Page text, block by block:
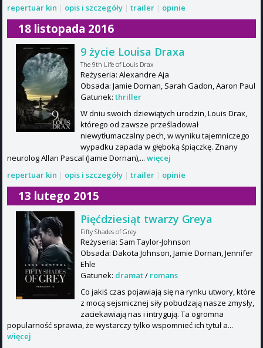
repertuar kin | opis i szczegóły | trailer | opinie
18 listopada 2016
9 życie Louisa Draxa
The 9th Life of Louis Drax
Reżyseria: Alexandre Aja
Obsada: Jamie Dornan, Sarah Gadon, Aaron Paul
Gatunek: thriller
W dniu swoich dziewiątych urodzin, Louis Drax,
którego od zawsze prześladował
niewytłumaczalny pech, w wyniku tajemniczego
wypadku zapada w głęboką śpiączkę. Znany
neurolog Allan Pascal (Jamie Dornan),... więcej
repertuar kin | opis i szczegóły | trailer | opinie
13 lutego 2015
Pięćdziesiąt twarzy Greya
Fifty Shades of Grey
Reżyseria: Sam Taylor-Johnson
Obsada: Dakota Johnson, Jamie Dornan, Jennifer
Ehle
Gatunek: dramat/ romans
Co jakiś czas pojawiają się na rynku utwory, które
z mocą sejsmicznej siły pobudzają nasze zmysły,
zaciekawiają nas i intrygują. Ta ogromna
popularność sprawia, że wystarczy tylko wspomnieć ich tytuł a...
więcej